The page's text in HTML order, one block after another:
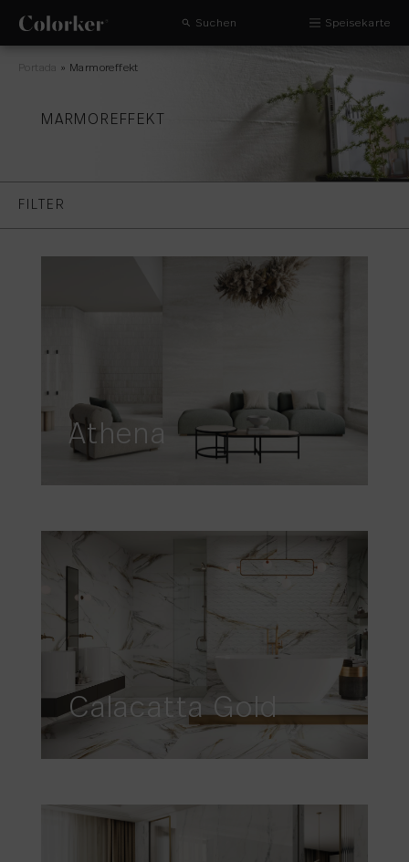
Suchen Speisekarte
Portada » Marmoreffekt
MARMOREFFEKT
FILTER
Athena
Calacatta Gold